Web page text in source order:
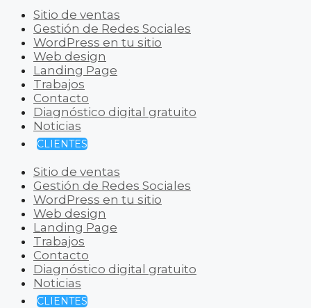
Sitio de ventas
Gestión de Redes Sociales
WordPress en tu sitio
Web design
Landing Page
Trabajos
Contacto
Diagnóstico digital gratuito
Noticias
CLIENTES
Sitio de ventas
Gestión de Redes Sociales
WordPress en tu sitio
Web design
Landing Page
Trabajos
Contacto
Diagnóstico digital gratuito
Noticias
CLIENTES